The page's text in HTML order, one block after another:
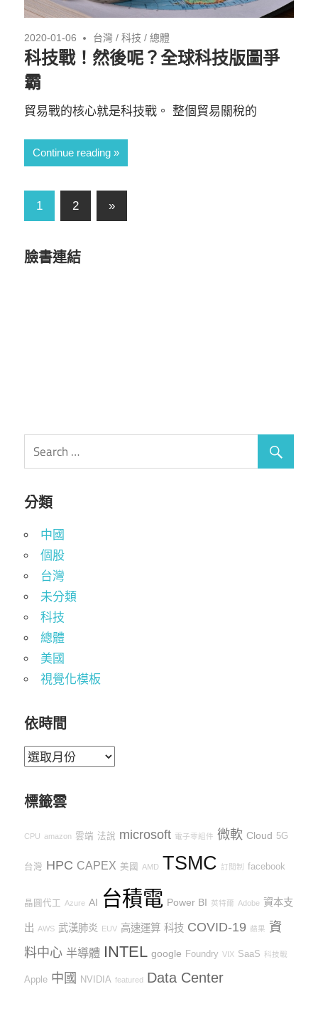
2020-01-06 台灣 /科技 /總體
科技戰！然後呢？全球科技版圖爭
霸
貿易戰的核心就是科技戰。 整個貿易關稅的
Continue reading
文
導
1 2
Next
Posts
»
臉書連結
分類
中國
個股
台灣
未分類
科技
總體
美國
視覺化模板
依時間
依
間
標籤雲
CPU amazon 雲端 法說 microsoft 電子零組件 微軟 Cloud 5G
台灣 HPC CAPEX 美國 AMD TSMC 訂閱制 facebook
晶圓代工 Azure AI 台積電 Power BI 英特爾 Adobe 資本支
出 AWS 武漢肺炎 EUV 高速運算 科技 COVID-19 蘋果 資
料中心 半導體 INTEL google Foundry VIX SaaS 科技戰
Apple 中國 NVIDIA featured Data Center